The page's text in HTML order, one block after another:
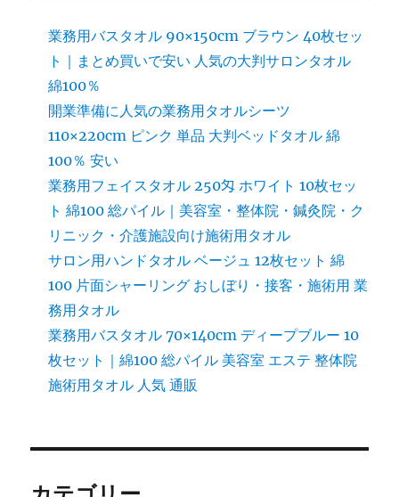
業務用バスタオル 90×150cm ブラウン 40枚セッ
ト｜まとめ買いで安い 人気の大判サロンタオル
綿100％
開業準備に人気の業務用タオルシーツ
110×220cm ピンク 単品 大判ベッドタオル 綿
100％ 安い
業務用フェイスタオル 250匁 ホワイト 10枚セッ
ト 綿100 総パイル｜美容室・整体院・鍼灸院・ク
リニック・介護施設向け施術用タオル
サロン用ハンドタオル ベージュ 12枚セット 綿
100 片面シャーリング おしぼり・接客・施術用 業
務用タオル
業務用バスタオル 70×140cm ディープブルー 10
枚セット｜綿100 総パイル 美容室 エステ 整体院
施術用タオル 人気 通販